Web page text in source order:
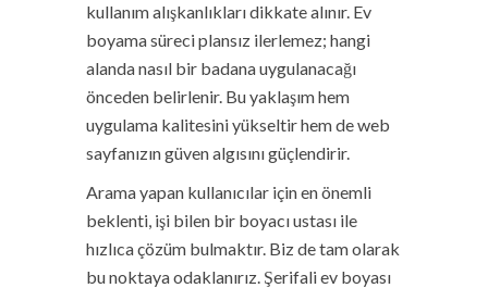
kullanım alışkanlıkları dikkate alınır. Ev
boyama süreci plansız ilerlemez; hangi
alanda nasıl bir badana uygulanacağı
önceden belirlenir. Bu yaklaşım hem
uygulama kalitesini yükseltir hem de web
sayfanızın güven algısını güçlendirir.
Arama yapan kullanıcılar için en önemli
beklenti, işi bilen bir boyacı ustası ile
hızlıca çözüm bulmaktır. Biz de tam olarak
bu noktaya odaklanırız. Şerifali ev boyası